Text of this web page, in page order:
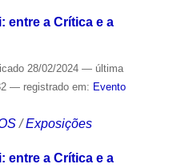
entre a Crítica e a
28/02/2024 — última
— registrado em: Evento
/Exposições
entre a Crítica e a